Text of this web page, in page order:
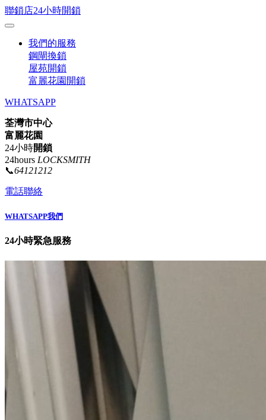
聯鎖店24小時開鎖
我們的服務
鋼閘換鎖
屋苑開鎖
富麗花園開鎖
WHATSAPP
荃灣市中心
富麗花園
24小時開鎖
24hours LOCKSMITH
📞64121212
電話聯絡
WHATSAPP我們
24小時緊急服務